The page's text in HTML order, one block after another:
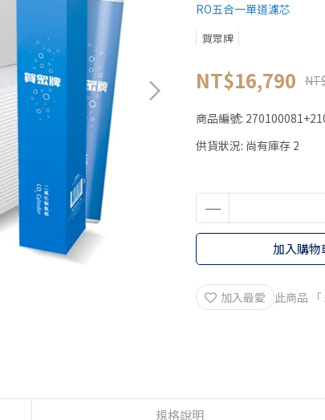
RO五合一單道濾芯
賀眾牌
NT$16,790
商品編號:
供貨狀況: 尚有庫存 2
加入購物
加入最愛 此商品
規格說明